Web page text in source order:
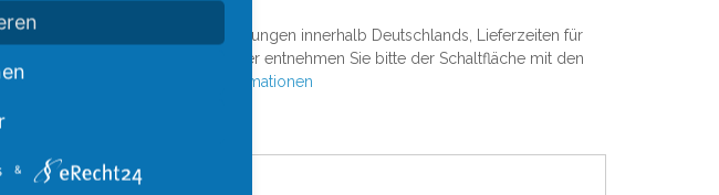
*gilt für Lieferungen innerhalb Deutschlands, Lieferzeiten für
andere Länder entnehmen Sie bitte der Schaltfläche mit den
Versandinformationen
Gleichrichter Profile
&